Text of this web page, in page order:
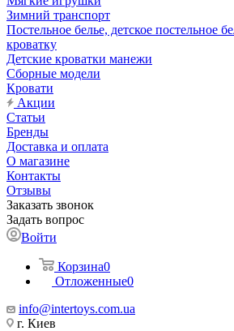
Зимний транспорт
Постельное белье, детское постельное
кроватку
Детские кроватки манежи
Сборные модели
Кровати
Акции
Статьи
Бренды
Доставка и оплата
О магазине
Контакты
Отзывы
Заказать звонок
Задать вопрос
Войти
Корзина0
Отложенные0
info@intertoys.com.ua
г. Киев